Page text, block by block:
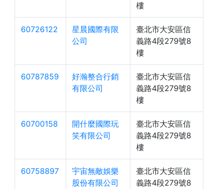
樓
60726122
星晨國際有限
公司
臺北市大安區信
義路4段279號8
樓
60787859
好瀚整合行銷
有限公司
臺北市大安區信
義路4段279號8
樓
60700158
開什麼國際玩
笑有限公司
臺北市大安區信
義路4段279號8
樓
60758897
宇宙無敵娛樂
股份有限公司
臺北市大安區信
義路4段279號8